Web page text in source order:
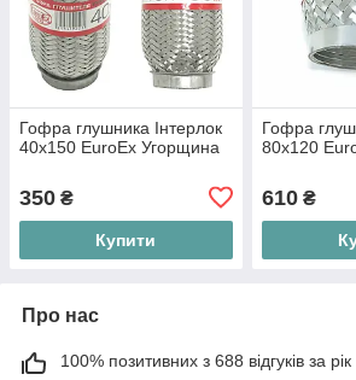
Гофра глушника Інтерлок
40x150 EuroEx Угорщина
350 ₴
Купити
Гофра
80x120
610₴
Про нас
100% позитивних з 688 відгуків за рік